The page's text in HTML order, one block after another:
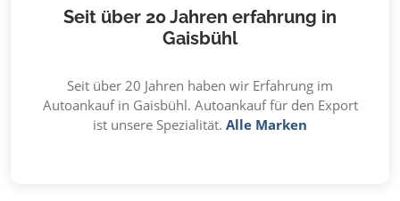
Seit über 20 Jahren erfahrung in
Gaisbühl
Seit über 20 Jahren haben wir Erfahrung im
Autoankauf in Gaisbühl. Autoankauf für den Export
ist unsere Spezialität. Alle Marken